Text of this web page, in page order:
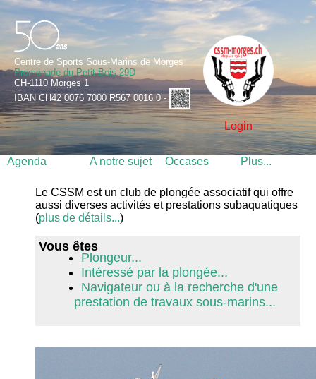
Centre de Sports Sous-Marins de Morges
Promenade du Petit-Bois 29D
CH-1110 Morges 1
IBAN CH42 0076 7000 R567 0016 0 -
Login
Agenda A notre sujet Occases Plus...
Le CSSM est un club de plongée associatif qui offre
aussi diverses activités et prestations subaquatiques
(plus de détails...)
Vous êtes
Plongeur...
Intéressé par la plongée...
Navigateur ou à la recherche d'une
prestation de travaux sous-marins...